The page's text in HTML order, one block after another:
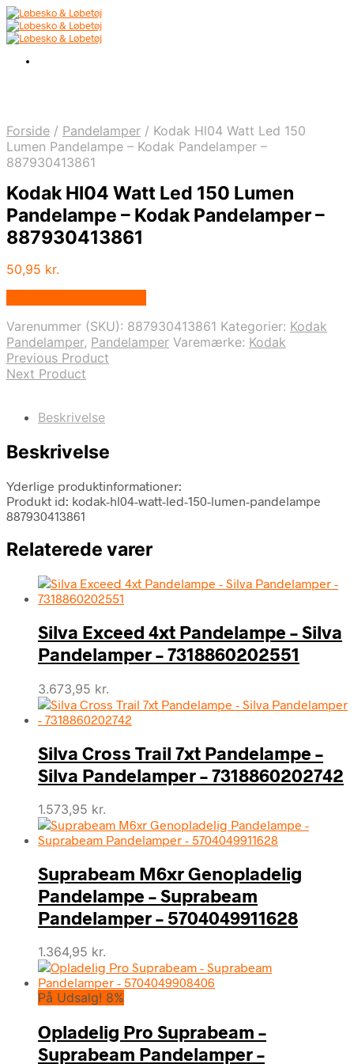
Forside / Pandelamper / Kodak Hl04 Watt Led 150
Lumen Pandelampe – Kodak Pandelamper –
887930413861
Kodak Hl04 Watt Led 150 Lumen
Pandelampe – Kodak Pandelamper –
887930413861
50,95 kr.
Varenummer (SKU): 887930413861 Kategorier: Kodak
Pandelamper, Pandelamper Varemærke: Kodak
Previous Product
Next Product
Beskrivelse
Beskrivelse
Yderlige produktinformationer:
Produkt id: kodak-hl04-watt-led-150-lumen-pandelampe
887930413861
Relaterede varer
Silva Exceed 4xt Pandelampe – Silva
Pandelamper – 7318860202551
3.673,95 kr.
Silva Cross Trail 7xt Pandelampe –
Silva Pandelamper – 7318860202742
1.573,95 kr.
Suprabeam M6xr Genopladelig
Pandelampe – Suprabeam
Pandelamper – 5704049911628
1.364,95 kr.
På Udsalg! 8%
Opladelig Pro Suprabeam –
Suprabeam Pandelamper –